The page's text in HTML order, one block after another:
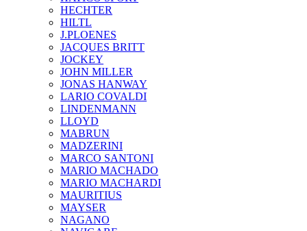
HECHTER
HILTL
J.PLOENES
JAСQUES BRITT
JOCKEY
JOHN MILLER
JONAS HANWAY
LARIO COVALDI
LINDENMANN
LLOYD
MABRUN
MADZERINI
MARCO SANTONI
MARIO MACHADO
MARIO MACHARDI
MAURITIUS
MAYSER
NAGANO